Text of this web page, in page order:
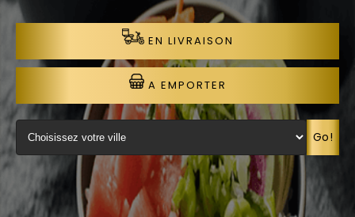
VOTRE COMPTE
NOTRE RESTAURANT
VOS AVIS
EN LIVRAISON
A EMPORTER
Go!